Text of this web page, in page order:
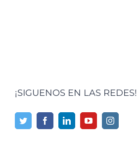
¡SIGUENOS EN LAS REDES!